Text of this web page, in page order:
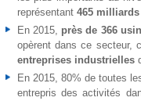
représentant 465
En 2015, près de 366
opèrent dans ce secteur,
entreprises industrielles
En 2015, 80% de toutes
entrepris des activités